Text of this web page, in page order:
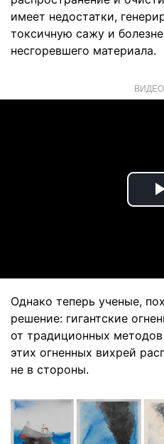
имеет недостатки,
токсичную сажу и
несгоревшего материала.
Однако теперь ученые,
решение: гигантские
от традиционных
этих огненных вихрей
не в стороны.